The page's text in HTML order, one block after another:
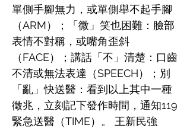
單側手腳無力，或單側舉不起手腳
（ARM）；「微」笑也困難：臉部
表情不對稱，或嘴角歪斜
（FACE）；講話「不」清楚：口齒
不清或無法表達（SPEECH）；別
「亂」快送醫：看到以上其中一種
徵兆，立刻記下發作時間，通知119
緊急送醫（TIME）。 王新民強